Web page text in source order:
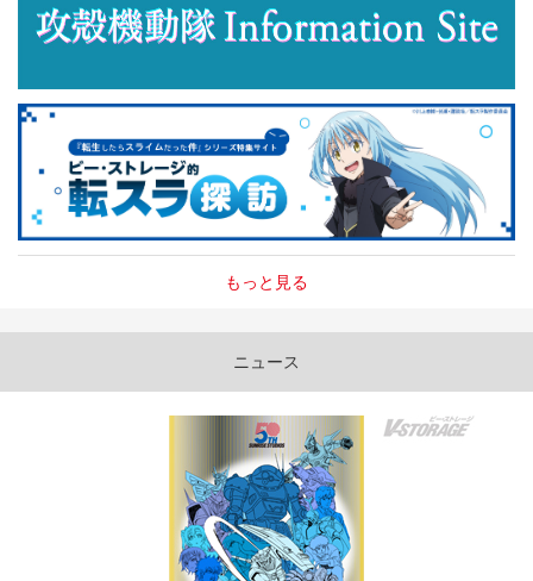
もっと見る
ニュース